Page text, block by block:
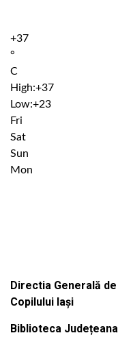
+37
°
C
High:+37
Low:+23
Fri
Sat
Sun
Mon
Directia Generală
Copilului Iași
Biblioteca